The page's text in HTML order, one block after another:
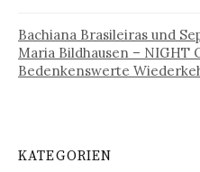
Bachiana Brasileiras und
Maria Bildhausen – NIGHT
Bedenkenswerte
KATEGORIEN